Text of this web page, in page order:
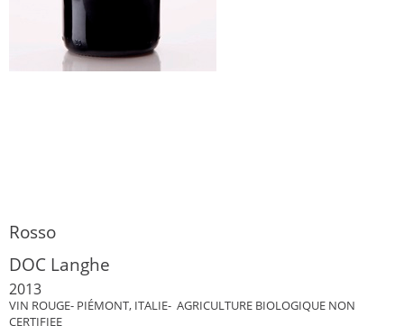
Rosso
DOC Langhe
2013
VIN ROUGE- PIÉMONT, ITALIE- AGRICULTURE BIOLOGIQUE NON
CERTIFIEE